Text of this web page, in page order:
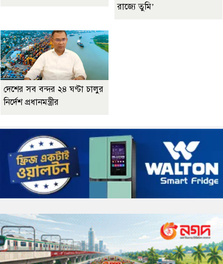
রাজ্যে তুমি’
দেশের সব বন্দর ২৪ ঘণ্টা চালুর
নির্দেশ প্রধানমন্ত্রীর